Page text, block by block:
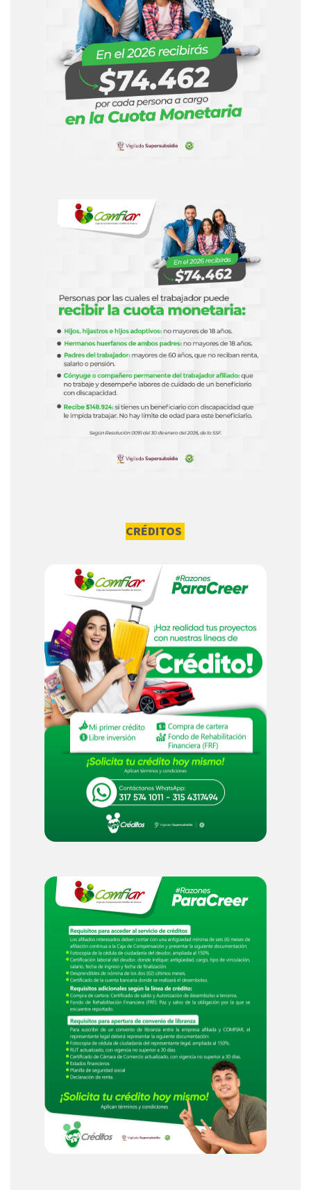
CRÉDITOS